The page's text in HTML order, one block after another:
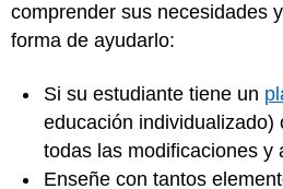
comprender sus necesidades
forma de ayudarlo:
Si su estudiante tiene un
educación individualizado)
todas las modificaciones y
Enseñe con tantos